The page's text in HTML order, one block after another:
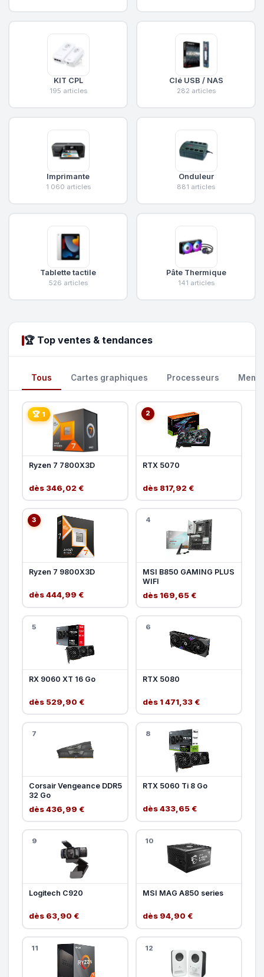
KIT CPL
195 articles
Clé USB / NAS
282 articles
Imprimante
1 060 articles
Onduleur
881 articles
Tablette tactile
526 articles
Pâte Thermique
141 articles
🏆 Top ventes & tendances
Tous Cartes graphiques Processeurs
🏆 1
Ryzen 7 7800X3D
dès 346,02 €
2
RTX 5070
dès 817,92 €
3
Ryzen 7 9800X3D
dès 444,99 €
4
MSI B850 GAMING PLUS
WIFI
dès 169,65 €
5
RX 9060 XT 16 Go
dès 529,90 €
6
RTX 5080
dès 1 471,33 €
7
Corsair Vengeance DDR5
32 Go
dès 436,99 €
8
RTX 5060 Ti 8 Go
dès 433,65 €
9
Logitech C920
dès 63,90 €
10
MSI MAG A850 series
dès 94,90 €
11 12